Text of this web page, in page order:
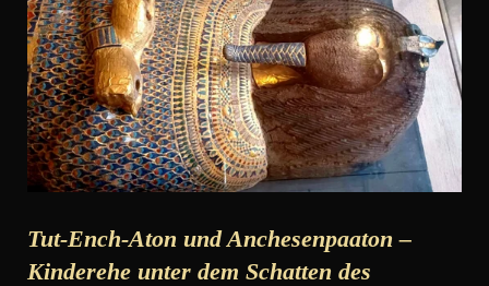
Tut-Ench-Aton und Anchesenpaaton –
Kinderehe unter dem Schatten des